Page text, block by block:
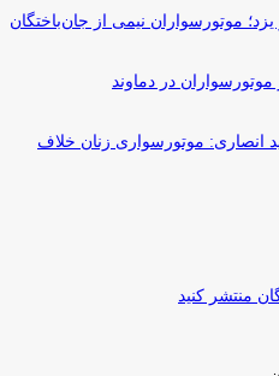
موتورسواران نیمی از جان‌باختگان
موتورسواران در دماوند
انصاری: موتورسواری زنان خلاف
منتشر کنید